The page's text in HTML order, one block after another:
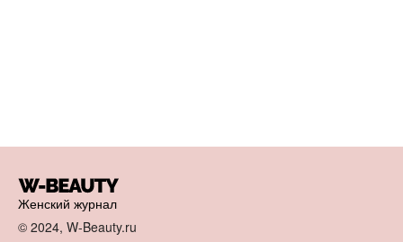
Женский журнал
© 2024, W-Beauty.ru